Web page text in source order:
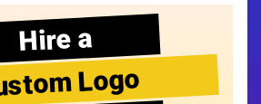
Hire a
Logo